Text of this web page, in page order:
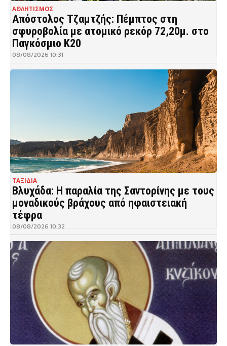
ΑΘΛΗΤΙΣΜΟΣ
Απόστολος Τζαμτζής: Πέμπτος στη
σφυροβολία με ατομικό ρεκόρ 72,20μ. στο
Παγκόσμιο Κ20
08/08/2026 10:31
ΤΑΞΙΔΙΑ
Βλυχάδα: Η παραλία της Σαντορίνης με τους
μοναδικούς βράχους από ηφαιστειακή
τέφρα
08/08/2026 10:32